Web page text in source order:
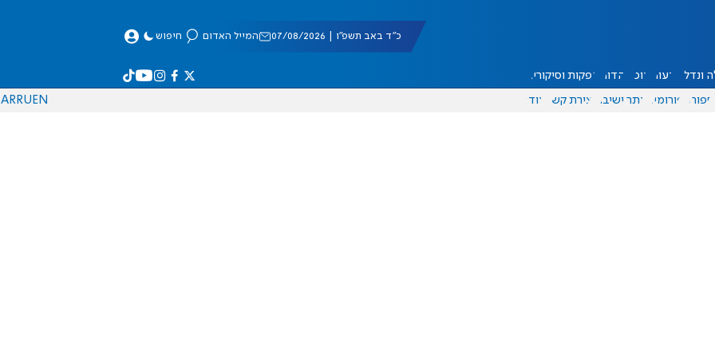
כ"ד באב תשפ"ו | 07/08/2026 המייל האדום חיפוש
ונדל"ן דעות אוכל יהדות הפקות וסיקורים
ספורט פורומים אתר ישיבה יצירת קשר עוד EN
RU
AR